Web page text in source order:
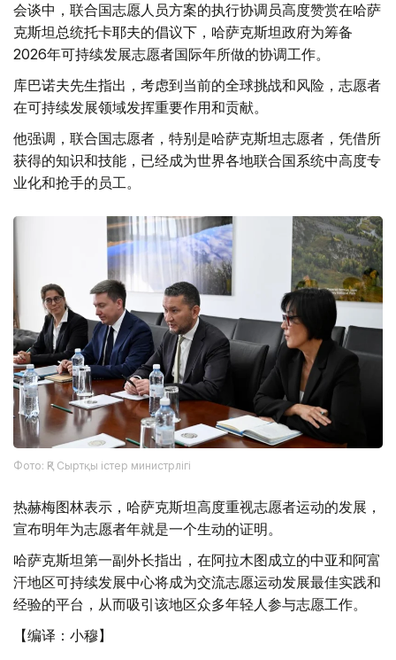
会谈中，联合国志愿人员方案的执行协调员高度赞赏在哈萨
克斯坦总统托卡耶夫的倡议下，哈萨克斯坦政府为筹备
2026年可持续发展志愿者国际年所做的协调工作。
库巴诺夫先生指出，考虑到当前的全球挑战和风险，志愿者
在可持续发展领域发挥重要作用和贡献。
他强调，联合国志愿者，特别是哈萨克斯坦志愿者，凭借所
获得的知识和技能，已经成为世界各地联合国系统中高度专
业化和抢手的员工。
Фото: ҚР Сыртқы істер министрлігі
热赫梅图林表示，哈萨克斯坦高度重视志愿者运动的发展，
宣布明年为志愿者年就是一个生动的证明。
哈萨克斯坦第一副外长指出，在阿拉木图成立的​​中亚和阿富
汗地区可持续发展中心将成为交流志愿运动发展最佳实践和
经验的平台，从而吸引该地区众多年轻人参与志愿工作。
【编译：小穆】